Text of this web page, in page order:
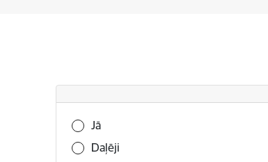
Vai šī informācija bija noderīga?
Jā
Daļēji